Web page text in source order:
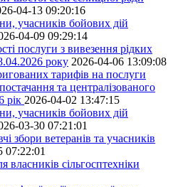
04-13 09:20:16
учасників бойових дій
04-09 09:29:14
послуги з вивезення рідких
року 2026-04-06 13:09:08
тарифів на послуги
та централізованого
рік 2026-04-02 13:47:15
учасників бойових дій
03-30 07:21:01
збори ветеранів та учасників
07:22:01
власників сільгосптехніки